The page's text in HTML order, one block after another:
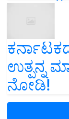
ಉತ್ಪನ್ನ
ನೋಡಿ!